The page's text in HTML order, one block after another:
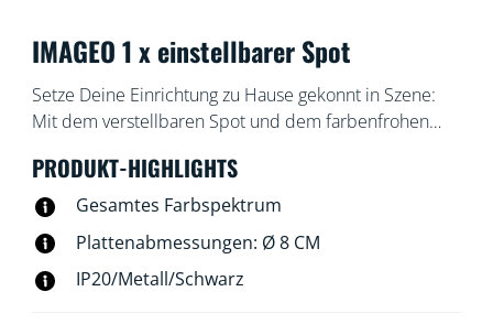
IMAGEO 1 x einstellbarer Spot
Setze Deine Einrichtung zu Hause gekonnt in Szene:
Mit dem verstellbaren Spot und dem farbenfrohen
Schwarz. Verwende Dein vorhandenes WLAN zur
Steuerung mit der WiZ App oder Deiner Stimme.
PRODUKT-HIGHLIGHTS
Gesamtes Farbspektrum
Plattenabmessungen: Ø 8 CM
IP20/Metall/Schwarz